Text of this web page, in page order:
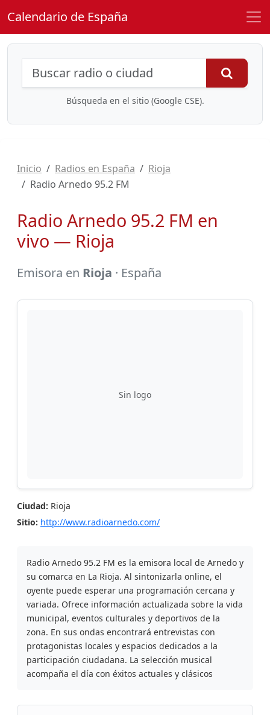
Calendario de España
Búsqueda de radios y contenidos
Búsqueda en el sitio (Google CSE).
Inicio Radios en España
Rioja
Radio Arnedo 95.2 FM
Radio Arnedo 95.2 FM en
vivo — Rioja
Emisora en Rioja · España
Sin logo
Ciudad: Rioja
Sitio: http://www.radioarnedo.com/
Radio Arnedo 95.2 FM es la emisora local de Arnedo y
su comarca en La Rioja. Al sintonizarla online, el
oyente puede esperar una programación cercana y
variada. Ofrece información actualizada sobre la vida
municipal, eventos culturales y deportivos de la
zona. En sus ondas encontrará entrevistas con
protagonistas locales y espacios dedicados a la
participación ciudadana. La selección musical
acompaña el día con éxitos actuales y clásicos